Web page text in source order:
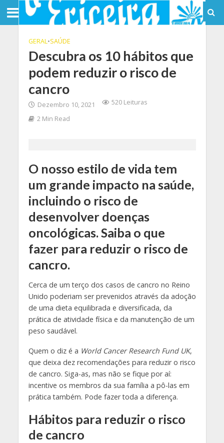
GERAL•SAÚDE
Descubra os 10 hábitos que
podem reduzir o risco de
cancro
Dezembro 10, 2021
520 Leituras
2 Min Read
O nosso estilo de vida tem
um grande impacto na saúde,
incluindo o risco de
desenvolver doenças
oncológicas. Saiba o que
fazer para reduzir o risco de
cancro.
Cerca de um terço dos casos de cancro no Reino
Unido poderiam ser prevenidos através da adoção
de uma dieta equilibrada e diversificada, da
prática de atividade física e da manutenção de um
peso saudável.
Quem o diz é a World Cancer Research Fund UK,
que deixa dez recomendações para reduzir o risco
de cancro. Siga-as, mas não se fique por aí:
incentive os membros da sua família a pô-las em
prática também. Pode fazer toda a diferença.
Hábitos para reduzir o risco
de cancro